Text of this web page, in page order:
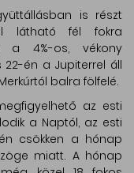
is részt
látható fél fokra
a 4%-os, vékony
22-én a Jupiterrel áll
balra fölfelé.
az esti
a Naptól, az esti
csökken a hónap
miatt. A hónap